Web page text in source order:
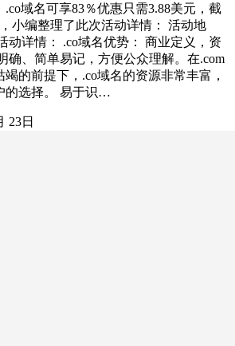
域名可享83％优惠只需3.88美元，截
小编整理了此次活动详情： 活动地
动详情： .co域名优势： 商业定义，资
确、简单易记，方便公众理解。在.com
的前提下，.co域名的资源非常丰富，
的选择。 易于识…
23日